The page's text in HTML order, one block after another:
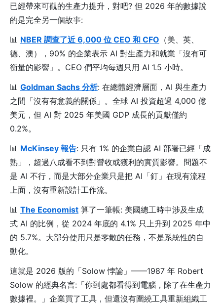
已經帶來可觀的生產力提升，對吧? 但 2026 年的數據說
的是完全另一個故事:
📊 NBER 調查了近 6,000 位 CEO 和 CFO （美、英、
德、澳），90% 的企業表示 AI 對生產力和就業「沒有可
衡量的影響」。CEO 們平均每週只用 AI 1.5 小時。
📊 Goldman Sachs 分析: 在總體經濟層面，AI 與生產力
之間「沒有有意義的關係」。全球 AI 投資超過 4,000 億
美元，但 AI 對 2025 年美國 GDP 成長的貢獻僅約
0.2%。
📊 McKinsey 報告: 只有 1% 的企業自認 AI 部署已經「成
熟」，超過八成看不到對營收或獲利的實質影響。問題不
是 AI 不行，而是大部分企業只是把 AI「釘」在現有流程
上面，沒有重新設計工作流。
📊 The Economist 算了一筆帳: 美國總工時中涉及生成
式 AI 的比例，從 2024 年底的 4.1% 只上升到 2025 年中
的 5.7%。大部分使用只是零散的任務，不是系統性的自
動化。
這就是 2026 版的「Solow 悖論」——1987 年 Robert
Solow 的經典名言:「你到處都看得到電腦，除了在生產力
數據裡。」企業買了工具，但還沒有圍繞工具重新組織工